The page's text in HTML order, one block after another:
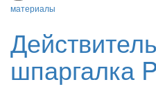
материалы
шпаргалка